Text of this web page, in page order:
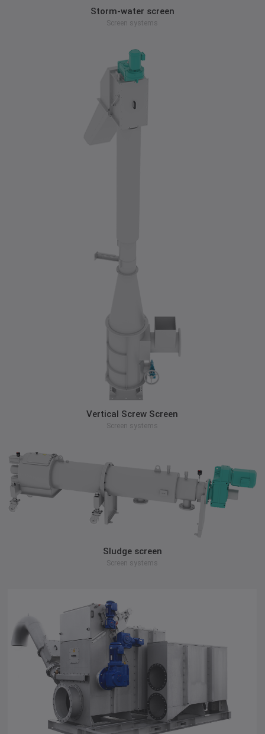
Storm-water screen
Screen systems
zum Produkt
Vertical Screw Screen
Screen systems
zum Produkt
Sludge screen
Screen systems